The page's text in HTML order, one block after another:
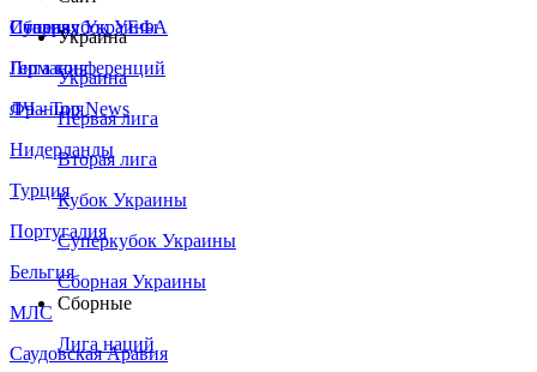
Сборная Украины
Италия
Германия
Франция
Нидерланды
Турция
Португалия
Бельгия
МЛС
Саудовская Аравия
Суперкубок УЕФА
Лига конференций
ЛЧ - Top News
Украина
Украина
Первая лига
Вторая лига
Кубок Украины
Суперкубок Украины
Сборная Украины
Сборные
Лига наций